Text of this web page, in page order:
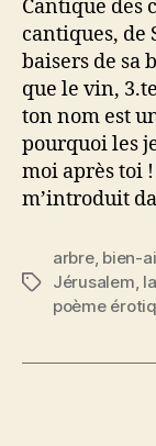
Cantique des
cantiques, de
baisers de sa
que le vin,
ton nom est
pourquoi les
moi après toi
m’introduit
Étiquettes
arbre, bien-
Jérusalem
poème